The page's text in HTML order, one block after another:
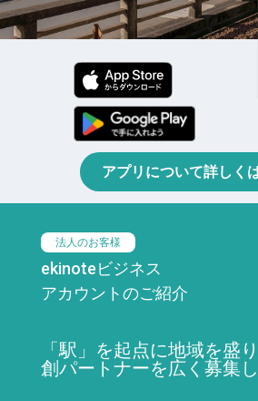
アプリについて詳しく
法人のお客様
ekinoteビジネス
アカウントのご紹介
「駅」を起点に地域を盛
創パートナーを広く募集